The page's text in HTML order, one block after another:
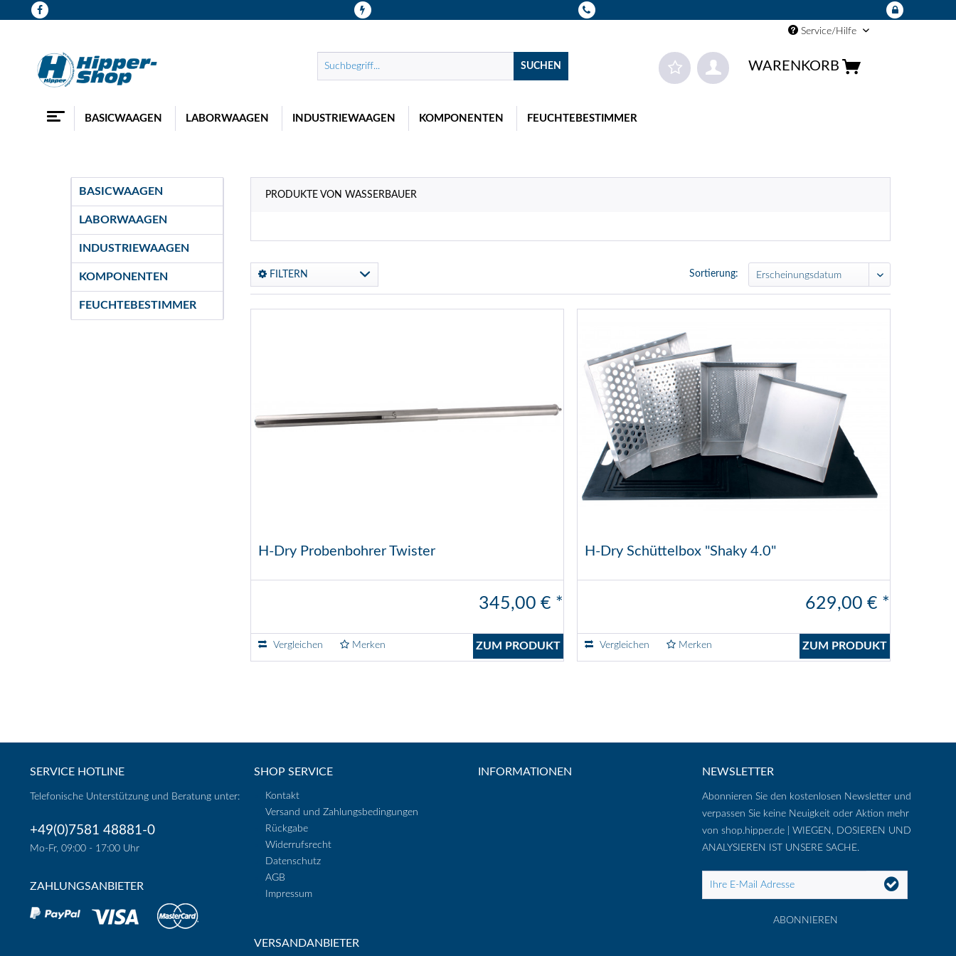
Service/Hilfe
SUCHEN WARENKORB
BASICWAAGEN LABORWAAGEN INDUSTRIEWAAGEN KOMPONENTEN FEUCHTEBESTIMMER
BASICWAAGEN
LABORWAAGEN
INDUSTRIEWAAGEN
KOMPONENTEN
FEUCHTEBESTIMMER
PRODUKTE VON WASSERBAUER
FILTERN Sortierung:
H-Dry Probenbohrer Twister
345,00 € *
ZUM PRODUKT
Vergleichen Merken
H-Dry Schüttelbox "Shaky 4.0"
629,00 € *
ZUM PRODUKT
Vergleichen Merken
SERVICE HOTLINE
Telefonische Unterstützung und Beratung unter:
+49(0)7581 48881-0
Mo-Fr, 09:00 - 17:00 Uhr
ZAHLUNGSANBIETER
SHOP SERVICE
Kontakt
Versand und Zahlungsbedingungen
Rückgabe
Widerrufsrecht
Datenschutz
AGB
Impressum
VERSANDANBIETER
INFORMATIONEN NEWSLETTER
Abonnieren Sie den kostenlosen Newsletter und
verpassen Sie keine Neuigkeit oder Aktion mehr
von shop.hipper.de | WIEGEN, DOSIEREN UND
ANALYSIEREN IST UNSERE SACHE.
ABONNIEREN